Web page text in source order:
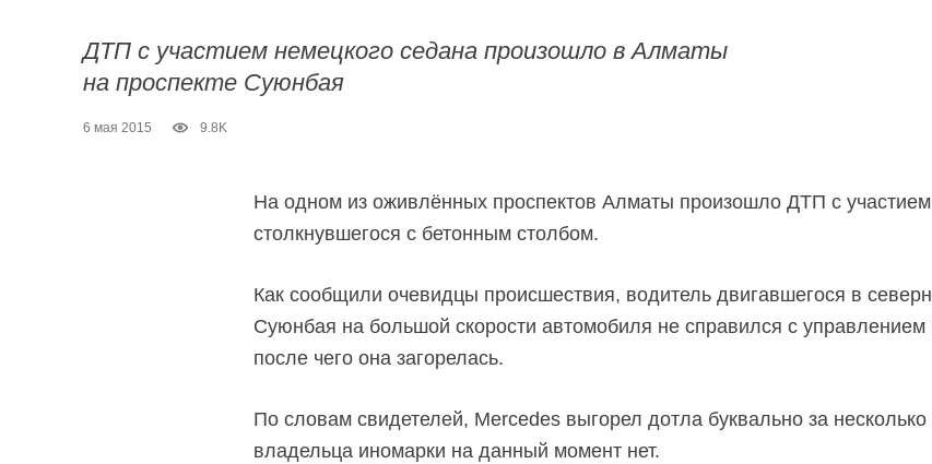
ДТП с участием немецкого седана произошло в Алматы
на проспекте Суюнбая
6 мая 2015 9.8K
На одном из оживлённых проспектов Алматы произошло ДТП с
столкнувшегося с бетонным столбом.
Как сообщили очевидцы происшествия, водитель двигавшегося в
Суюнбая на большой скорости автомобиля не справился с
после чего она загорелась.
По словам свидетелей, Mercedes выгорел дотла буквально за
владельца иномарки на данный момент нет.